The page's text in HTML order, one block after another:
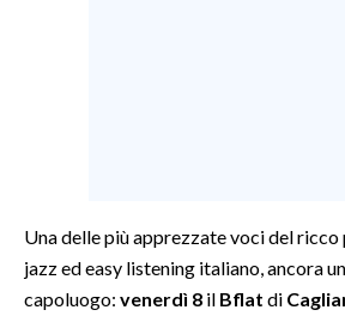
TENNIS
ALTRI SPORT
Una delle più apprezzate voci del ricco
jazz ed easy listening italiano, ancora
capoluogo: venerdì 8 il Bflat di